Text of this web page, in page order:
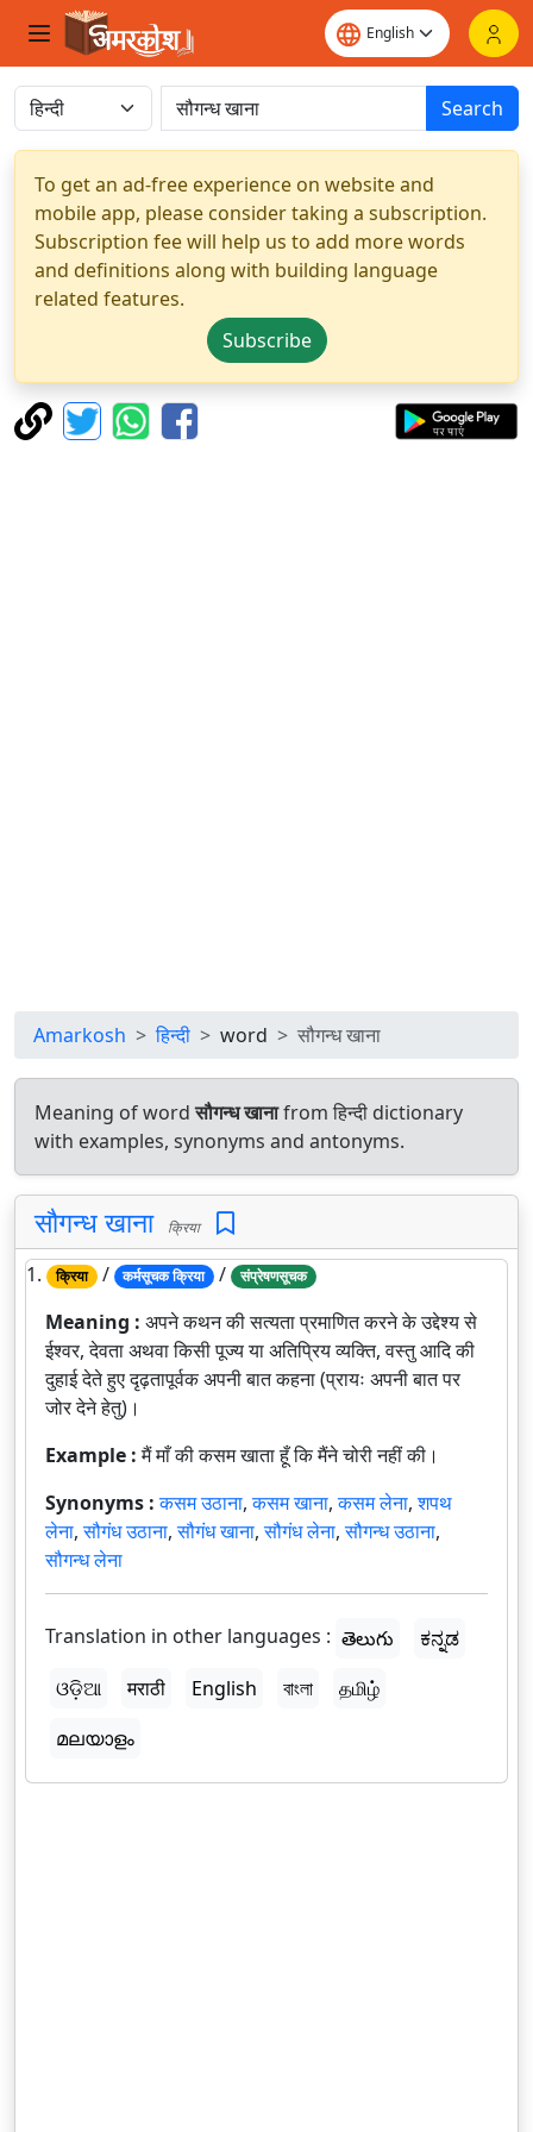
Search
To get an ad-free experience on website and
mobile app, please consider taking a subscription.
Subscription fee will help us to add more words
and definitions along with building language
related features.
Subscribe
Amarkosh हिन्दी word सौगन्ध खाना
Meaning of wordसौगन्ध खानाfrom हिन्दी dictionary
with examples, synonyms and antonyms.
सौगन्ध खाना क्रिया
1. क्रिया / कर्मसूचक क्रिया / संप्रेषणसूचक
Meaning : अपने कथन की सत्यता प्रमाणित करने के उद्देश्य से
ईश्वर, देवता अथवा किसी पूज्य या अतिप्रिय व्यक्ति, वस्तु आदि की
दुहाई देते हुए दृढ़तापूर्वक अपनी बात कहना (प्रायः अपनी बात पर
जोर देने हेतु)।
Example :मैं माँ की कसम खाता हूँ कि मैंने चोरी नहीं की।
Synonyms :कसम उठाना,कसम खाना,कसम लेना,शपथ
लेना,सौगंध उठाना,सौगंध खाना,सौगंध लेना,सौगन्ध उठाना,
सौगन्ध लेना
Translation in other languages : తెలుగు
ಕನ್ನಡ
ଓଡ଼ିଆ
मराठी English বাংলা
தமிழ்
മലയാളം